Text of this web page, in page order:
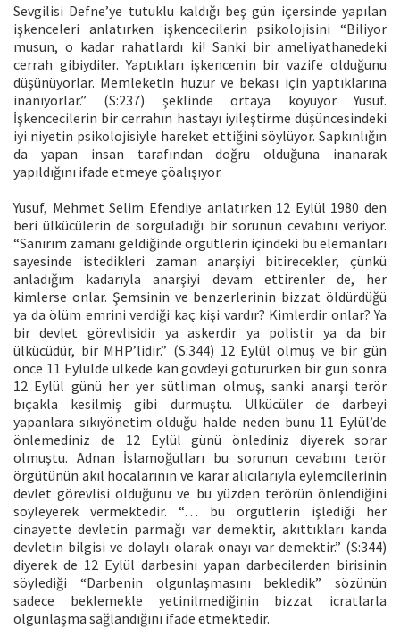
Sevgilisi Defne’ye tutuklu kaldığı beş gün içersinde yapılan
işkenceleri anlatırken işkencecilerin psikolojisini “Biliyor
musun, o kadar rahatlardı ki! Sanki bir ameliyathanedeki
cerrah gibiydiler. Yaptıkları işkencenin bir vazife olduğunu
düşünüyorlar. Memleketin huzur ve bekası için yaptıklarına
inanıyorlar.” (S:237) şeklinde ortaya koyuyor Yusuf.
İşkencecilerin bir cerrahın hastayı iyileştirme düşüncesindeki
iyi niyetin psikolojisiyle hareket ettiğini söylüyor. Sapkınlığın
da yapan insan tarafından doğru olduğuna inanarak
yapıldığını ifade etmeye çöalışıyor.
Yusuf, Mehmet Selim Efendiye anlatırken 12 Eylül 1980 den
beri ülkücülerin de sorguladığı bir sorunun cevabını veriyor.
“Sanırım zamanı geldiğinde örgütlerin içindeki bu elemanları
sayesinde istedikleri zaman anarşiyi bitirecekler, çünkü
anladığım kadarıyla anarşiyi devam ettirenler de, her
kimlerse onlar. Şemsinin ve benzerlerinin bizzat öldürdüğü
ya da ölüm emrini verdiği kaç kişi vardır? Kimlerdir onlar? Ya
bir devlet görevlisidir ya askerdir ya polistir ya da bir
ülkücüdür, bir MHP’lidir.” (S:344) 12 Eylül olmuş ve bir gün
önce 11 Eylülde ülkede kan gövdeyi götürürken bir gün sonra
12 Eylül günü her yer sütliman olmuş, sanki anarşi terör
bıçakla kesilmiş gibi durmuştu. Ülkücüler de darbeyi
yapanlara sıkıyönetim olduğu halde neden bunu 11 Eylül’de
önlemediniz de 12 Eylül günü önlediniz diyerek sorar
olmuştu. Adnan İslamoğulları bu sorunun cevabını terör
örgütünün akıl hocalarının ve karar alıcılarıyla eylemcilerinin
devlet görevlisi olduğunu ve bu yüzden terörün önlendiğini
söyleyerek vermektedir. “… bu örgütlerin işlediği her
cinayette devletin parmağı var demektir, akıttıkları kanda
devletin bilgisi ve dolaylı olarak onayı var demektir.” (S:344)
diyerek de 12 Eylül darbesini yapan darbecilerden birisinin
söylediği “Darbenin olgunlaşmasını bekledik” sözünün
sadece beklemekle yetinilmediğinin bizzat icratlarla
olgunlaşma sağlandığını ifade etmektedir.